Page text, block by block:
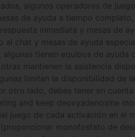
algunos operadores de
de ayuda a tiempo
inmediata y mesas de
al chat y mesas de ayuda
tienen equipos de
mantienen la asistencia
limitan la disponibilidad
otro lado, debes tener en
and keep deoxyadenosine
juego de cada activación en
monofosfato de